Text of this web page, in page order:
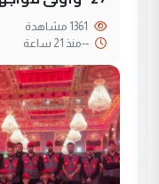
--منذ 21 ساعة